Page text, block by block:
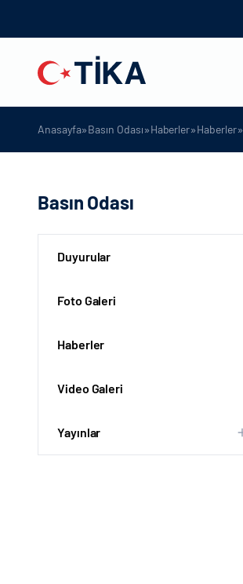
Anasayfa»Basın Odası»Haberler»Haberler»
Basın Odası
Duyurular
Foto Galeri
Haberler
Video Galeri
Yayınlar